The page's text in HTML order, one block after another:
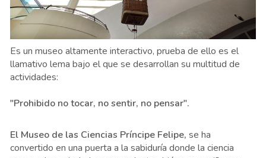
Es un museo altamente interactivo, prueba de ello es el
llamativo lema bajo el que se desarrollan su multitud de
actividades:
"Prohibido no tocar, no sentir, no pensar".
El Museo de las Ciencias Príncipe Felipe, se ha
convertido en una puerta a la sabiduría donde la ciencia